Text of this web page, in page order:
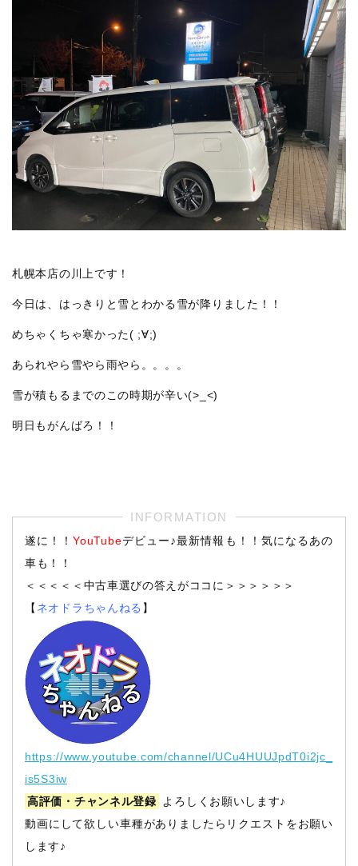
札幌本店の川上です！
今日は、はっきりと雪とわかる雪が降りました！！
めちゃくちゃ寒かった( ;∀;)
あられやら雪やら雨やら。。。。
雪が積もるまでのこの時期が辛い(>_<)
明日もがんばろ！！
遂に！！YouTubeデビュー♪最新情報も！！気になるあの
車も！！
＜＜＜＜＜中古車選びの答えがココに＞＞＞＞＞＞
【 ネオドラちゃんねる 】
https://www.youtube.com/channel/UCu4HUUJpdT0i2jc_
is5S3iw
高評価・チャンネル登録
よろしくお願いします♪
動画にして欲しい車種がありましたらリクエストをお願い
します♪